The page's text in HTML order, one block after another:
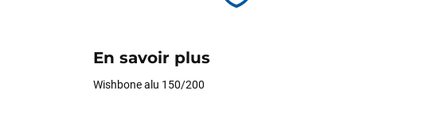
En savoir plus
Wishbone alu 150/200